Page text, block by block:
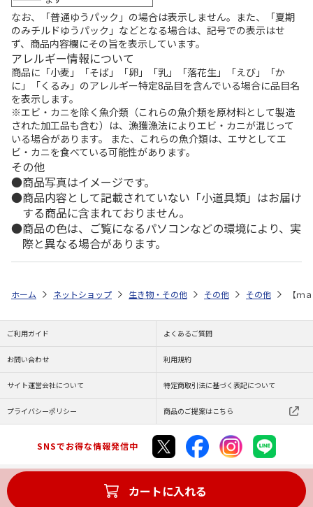
なお、「普通ゆうパック」の場合は表示しません。また、「夏期
のみチルドゆうパック」などとなる場合は、記号での表示はせ
ず、商品内容欄にその旨を表示しています。
アレルギー情報について
商品に「小麦」「そば」「卵」「乳」「落花生」「えび」「か
に」「くるみ」のアレルギー特定8品目を含んでいる場合に品目名
を表示します。
※エビ・カニを除く魚介類（これらの魚介類を原材料として製造
された加工品も含む）は、漁獲漁法によりエビ・カニが混じって
いる場合があります。 また、これらの魚介類は、エサとしてエ
ビ・カニを食べている可能性があります。
その他
商品写真はイメージです。
商品内容として記載されていない「小道具類」はお届け
する商品に含まれておりません。
商品の色は、ご覧になるパソコンなどの環境により、実
際と異なる場合があります。
カートに入れる
ホーム ネットショップ 生き物・その他 その他 その他 【ｍ
ご利用ガイド よくあるご質問
お問い合わせ 利用規約
サイト運営会社について 特定商取引法に基づく表記について
プライバシーポリシー 商品のご提案はこちら
SNSでお得な情報発信中